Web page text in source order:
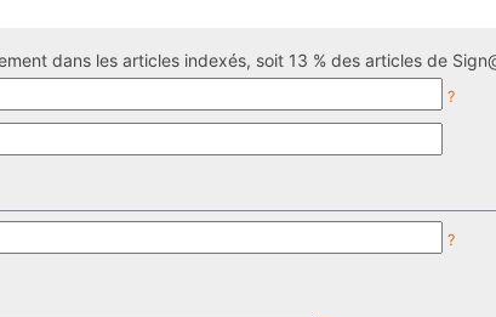
dans les articles indexés, soit 13 % des articles de
?
?